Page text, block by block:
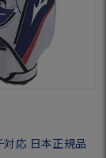
対応 日本正規品